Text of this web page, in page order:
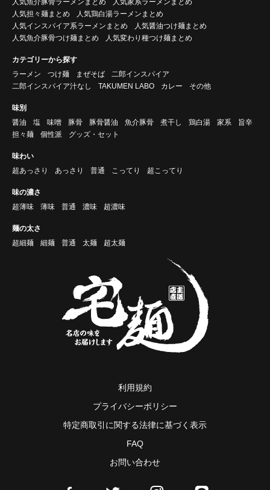
人気担々麺まとめ
人気鶏白湯ラーメンまとめ
人気インスパイア系ラーメンまとめ
人気醤油つけ麺まとめ
人気魚介豚骨つけ麺まとめ
人気変わり種つけ麺まとめ
カテゴリーから探す
ラーメン
つけ麺 まぜそば
二郎インスパイア
二郎インスパイア汁なし
TAKUMEN LABO カレー その他
味別
醤油
塩 味噌 豚骨 豚骨醤油 魚介豚骨 煮干し 鶏白湯 家系
旨辛
担々麺
個性派 グッズ・セット
味わい
超あっさり
あっさり 普通 こってり 超こってり
味の濃さ
超薄味
薄味 普通 濃味 超濃味
麺の太さ
超細麺
細麺 普通 太麺 超太麺
利用規約
プライバシーポリシー
特定商取引に関する法律に基づく表示
FAQ
お問い合わせ